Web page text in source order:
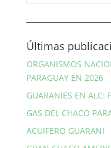
Últimas
ORGANISMOS
PARAGUAY EN 2026
GUARANIES EN ALC:
GAS DEL CHACO
ACUIFERO GUARANI